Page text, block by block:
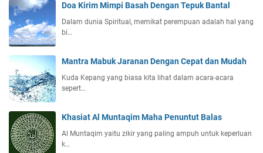
Doa Kirim Mimpi Basah Dengan Tepuk Bantal
Dalam dunia Spiritual, memikat perempuan adalah hal yang
bi…
Mantra Mabuk Jaranan Dengan Cepat dan Mudah
Kuda Kepang yang biasa kita lihat dalam acara-acara
sepert…
Khasiat Al Muntaqim Maha Penuntut Balas
Al Muntaqim yaitu zikir yang paling ampuh untuk keperluan
k…